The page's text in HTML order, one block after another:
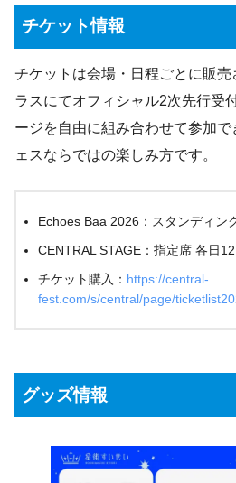
チケット情報
チケットは会場・日程ごとに販
ラスにてオフィシャル2次先行受
ージを自由に組み合わせて参加
ェスならではの楽しみ方です。
Echoes Baa 2026：スタンディン
CENTRAL STAGE：指定席 各日
チケット購入： https://central-
fest.com/s/central/page/
グッズ情報